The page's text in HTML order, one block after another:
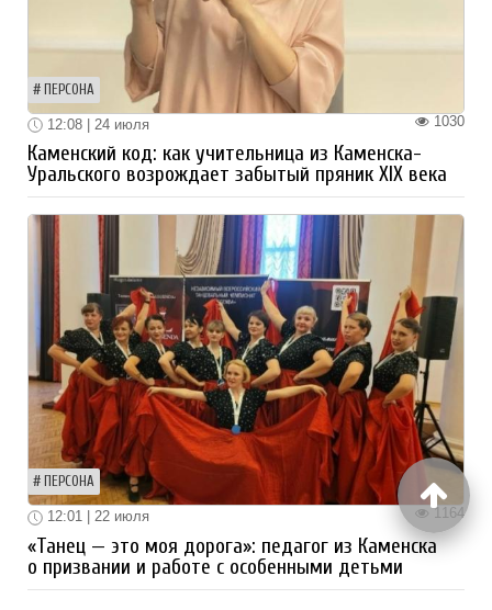
ПЕРСОНА
1030
12:08 | 24 июля
Каменский код: как учительница из Каменска-
Уральского возрождает забытый пряник XIX века
ПЕРСОНА
1164
12:01 | 22 июля
«Танец — это моя дорога»: педагог из Каменска
о призвании и работе с особенными детьми